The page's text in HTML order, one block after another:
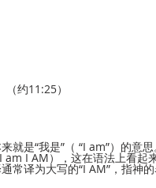
约11:25）
是“我是”（ “I am”）的意思
am I AM），这在语法上看起
常译为大写的“I AM”，指神的